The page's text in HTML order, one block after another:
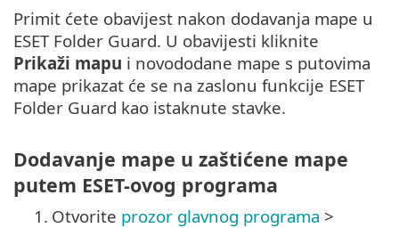
Primit ćete obavijest nakon dodavanja mape u
ESET Folder Guard. U obavijesti kliknite
Prikaži mapu i novododane mape s putovima
mape prikazat će se na zaslonu funkcije ESET
Folder Guard kao istaknute stavke.
Dodavanje mape u zaštićene mape
putem ESET-ovog programa
1. Otvorite prozor glavnog programa >